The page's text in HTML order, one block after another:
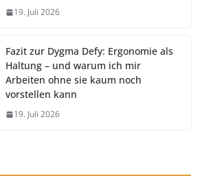
19. Juli 2026
Fazit zur Dygma Defy: Ergonomie als
Haltung – und warum ich mir
Arbeiten ohne sie kaum noch
vorstellen kann
19. Juli 2026